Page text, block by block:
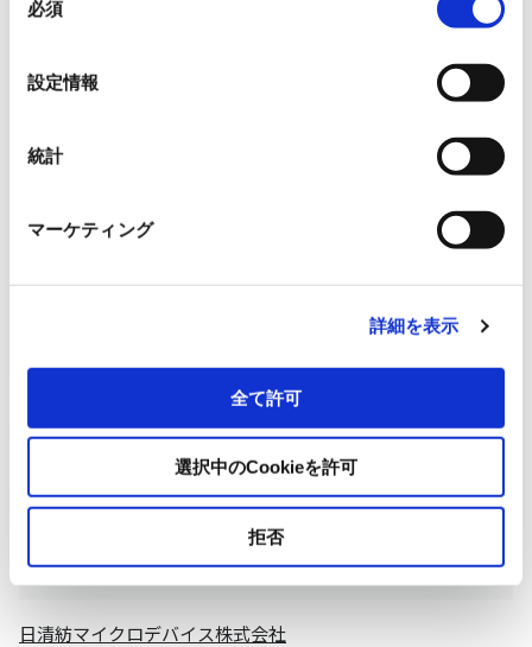
必須
設定情報
統計
マーケティング
詳細を表示
全て許可
選択中のCookieを許可
拒否
Allegro MicroSystems, Inc.
イサハヤ電子株式会社
日本ライトン株式会社
日清紡マイクロデバイス株式会社
サンケン電気株式会社
デジアナ混載
日清紡マイクロデバイス株式会社